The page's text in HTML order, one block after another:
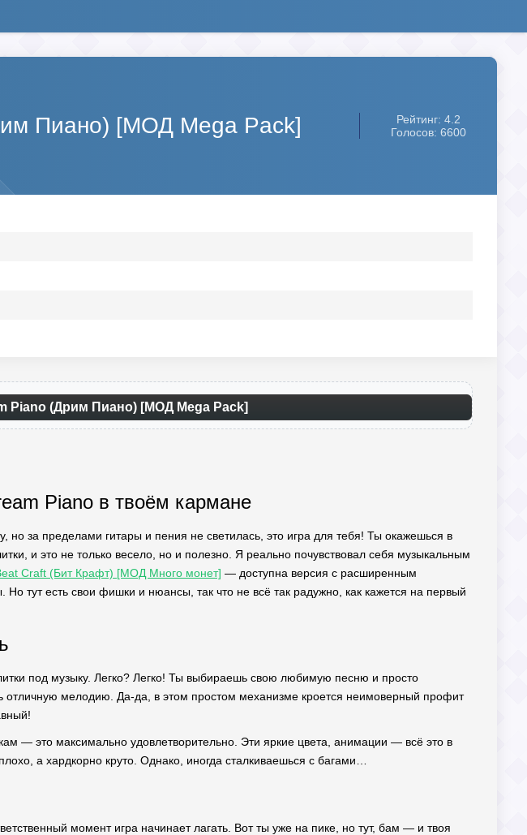
Пиано) [МОД Mega Pack]
Рейтинг: 4.2
Голосов: 6600
Piano (Дрим Пиано) [МОД Mega Pack]
Piano в твоём кармане
за пределами гитары и пения не светилась, это игра для тебя! Ты окажешься в
и это не только весело, но и полезно. Я реально почувствовал себя музыкальным
Craft (Бит Крафт) [МОД Много монет] — доступна версия с расширенным
тут есть свои фишки и нюансы, так что не всё так радужно, как кажется на первый
под музыку. Легко? Легко! Ты выбираешь свою любимую песню и просто
мелодию. Да-да, в этом простом механизме кроется неимоверный профит
— это максимально удовлетворительно. Эти яркие цвета, анимации — всё это в
а хардкорно круто. Однако, иногда сталкиваешься с багами…
момент игра начинает лагать. Вот ты уже на пике, но тут, бам — и твоя